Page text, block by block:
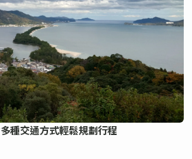
種交通方式輕鬆規劃行程